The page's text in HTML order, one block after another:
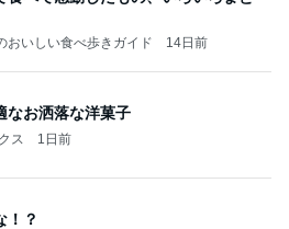
おいしい食べ歩きガイド 14日前
なお洒落な洋菓子
ス 1日前
！？